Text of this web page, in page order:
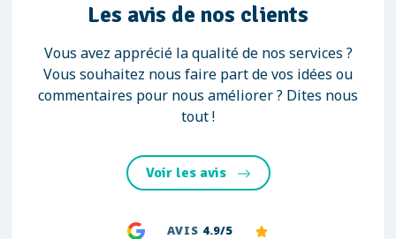
Les avis de nos clients
Vous avez apprécié la qualité de nos services ?
Vous souhaitez nous faire part de vos idées ou
commentaires pour nous améliorer ? Dites nous
tout !
Voir les avis
AVIS 4.9/5